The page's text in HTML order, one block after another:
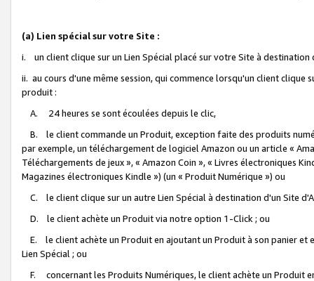
(a) Lien spécial sur votre Site :
i. un client clique sur un Lien Spécial placé sur votre Site à destination
ii. au cours d'une même session, qui commence lorsqu'un client
produit :
A. 24 heures se sont écoulées depuis le clic,
B. le client commande un Produit, exception faite des produits
par exemple, un téléchargement de logiciel Amazon ou un article «
Téléchargements de jeux », « Amazon Coin », « Livres électroniques
Magazines électroniques Kindle ») (un « Produit Numérique ») ou
C. le client clique sur un autre Lien Spécial à destination d'un Site
D. le client achète un Produit via notre option 1-Click ; ou
E. le client achète un Produit en ajoutant un Produit à son panier et
Lien Spécial ; ou
F. concernant les Produits Numériques, le client achète un Produit